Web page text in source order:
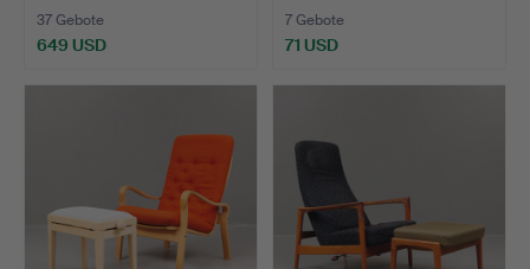
37 Gebote
649 USD
7 Gebote
71 USD